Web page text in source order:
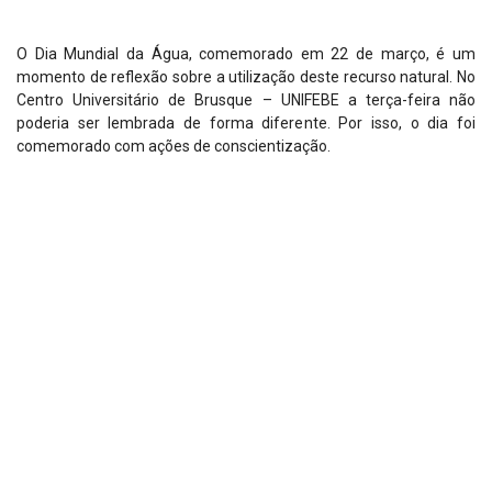
O Dia Mundial da Água, comemorado em 22 de março, é um
momento de reflexão sobre a utilização deste recurso natural. No
Centro Universitário de Brusque – UNIFEBE a terça-feira não
poderia ser lembrada de forma diferente. Por isso, o dia foi
comemorado com ações de conscientização.